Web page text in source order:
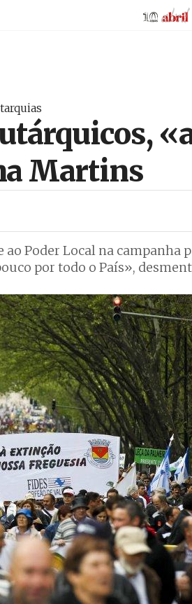
Martins
Poder Local na campanha
por todo o País»,